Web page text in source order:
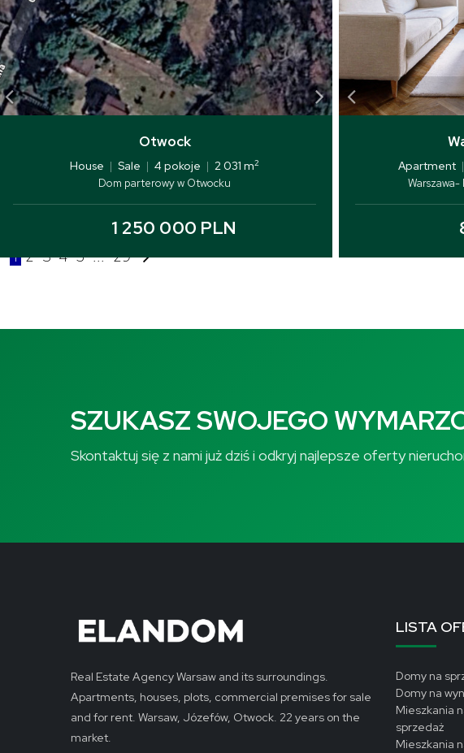
Otwock
House | Sale | 4 pokoje | 2 031 m2
Dom parterowy w Otwocku
1 250 000 PLN
Apartment |
1 2 3 4 5 ... 29
SZUKASZ SWOJEGO
Skontaktuj się z nami już dziś i odkryj najlepsze oferty
Real Estate Agency Warsaw and its surroundings.
Apartments, houses, plots, commercial premises for sale
and for rent. Warsaw, Józefów, Otwock. 22 years on the
market.
LISTA
Domy na
Domy na
Mieszkania
sprzedaż
Mieszkania